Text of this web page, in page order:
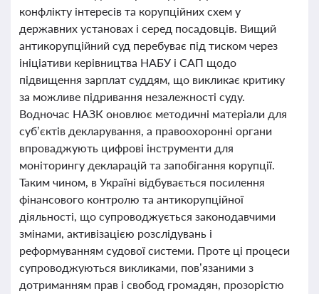
конфлікту інтересів та корупційних схем у
державних установах і серед посадовців. Вищий
антикорупційний суд перебуває під тиском через
ініціативи керівництва НАБУ і САП щодо
підвищення зарплат суддям, що викликає критику
за можливе підривання незалежності суду.
Водночас НАЗК оновлює методичні матеріали для
суб’єктів декларування, а правоохоронні органи
впроваджують цифрові інструменти для
моніторингу декларацій та запобігання корупції.
Таким чином, в Україні відбувається посилення
фінансового контролю та антикорупційної
діяльності, що супроводжується законодавчими
змінами, активізацією розслідувань і
реформуванням судової системи. Проте ці процеси
супроводжуються викликами, пов’язаними з
дотриманням прав і свобод громадян, прозорістю